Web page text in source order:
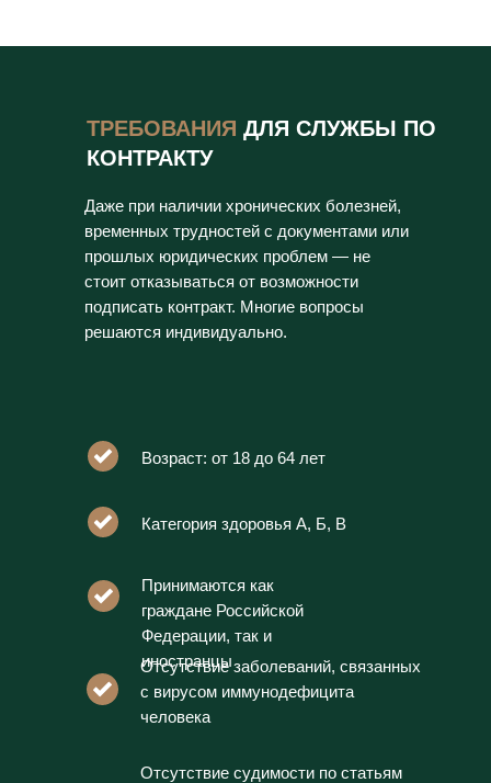
ТРЕБОВАНИЯ ДЛЯ СЛУЖБЫ ПО
КОНТРАКТУ
Даже при наличии хронических болезней,
временных трудностей с документами или
прошлых юридических проблем — не
стоит отказываться от возможности
подписать контракт. Многие вопросы
решаются индивидуально.
Принимаются как
граждане Российской
Федерации, так и
иностранцы
Категория здоровья А, Б, В
Возраст: от 18 до 64 лет
Отсутствие судимости по статьям
Отсутствие заболеваний, связанных
с вирусом иммунодефицита
человека